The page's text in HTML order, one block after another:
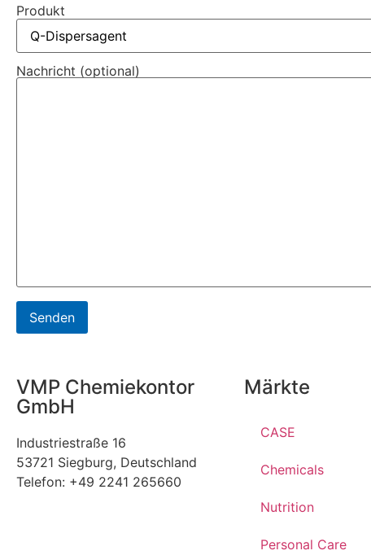
Produkt
Nachricht (optional)
VMP Chemiekontor
GmbH
Industriestraße 16
53721 Siegburg, Deutschland
Telefon: +49 2241 265660
Märkte
CASE
Chemicals
Nutrition
Personal Care